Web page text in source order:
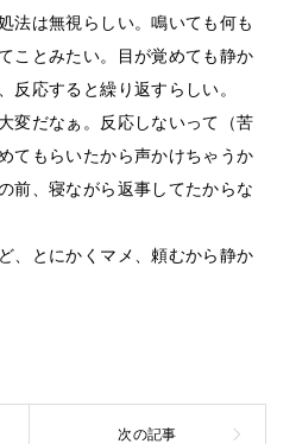
法は無視らしい。鳴いても何も
ことみたい。目が覚めても静か
反応すると繰り返すらしい。
変だなぁ。反応しないって（苦
てもらいたから声かけちゃうか
前、寝ながら返事してたからな
、とにかくマメ、頼むから静か